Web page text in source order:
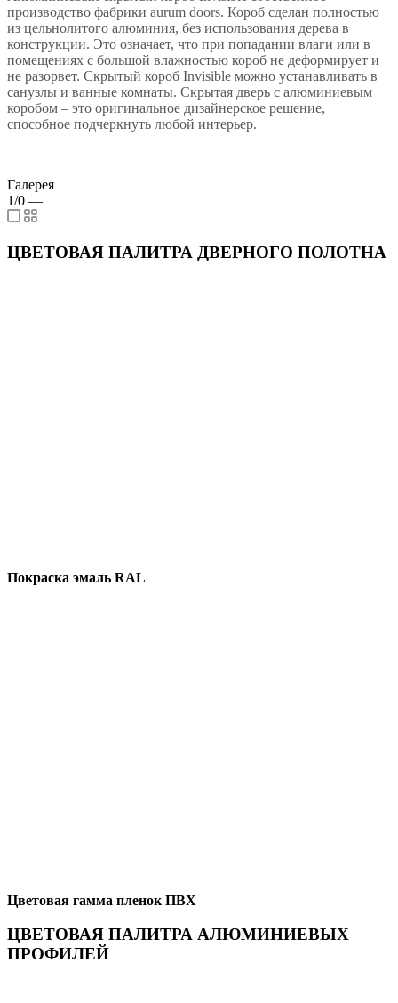
производство фабрики aurum doors. Короб сделан полностью
из цельнолитого алюминия, без использования дерева в
конструкции. Это означает, что при попадании влаги или в
помещениях с большой влажностью короб не деформирует и
не разорвет. Скрытый короб Invisible можно устанавливать в
санузлы и ванные комнаты. Скрытая дверь с алюминиевым
коробом – это оригинальное дизайнерское решение,
способное подчеркнуть любой интерьер.
Галерея
1/0 —
ЦВЕТОВАЯ ПАЛИТРА ДВЕРНОГО ПОЛОТНА
Покраска эмаль RAL
Цветовая гамма пленок ПВХ
ЦВЕТОВАЯ ПАЛИТРА АЛЮМИНИЕВЫХ
ПРОФИЛЕЙ